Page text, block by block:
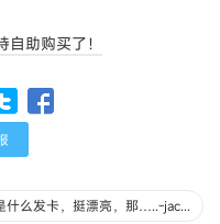
助购买了！
上一篇：刚刚有个中级会员发的帖子问这是什么发卡，挺漂亮，那…..-jacob